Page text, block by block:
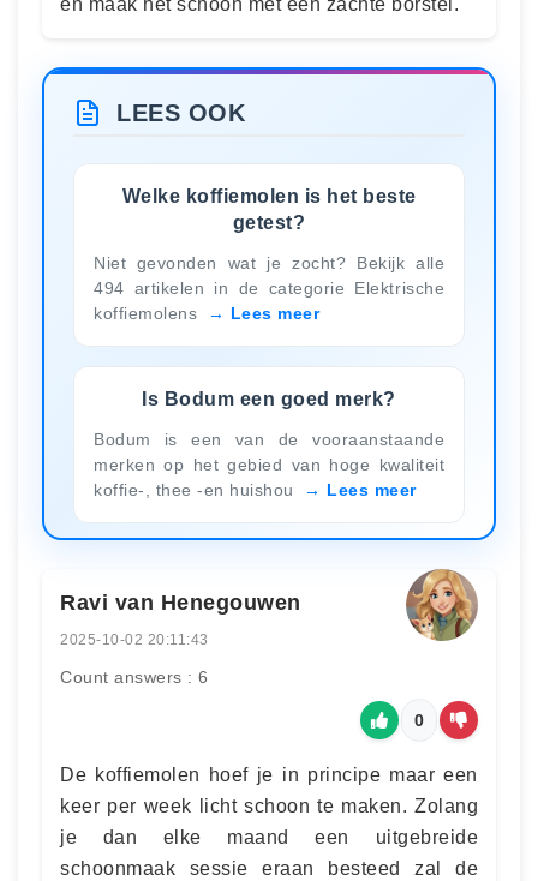
en maak het schoon met een zachte borstel.
LEES OOK
Welke koffiemolen is het beste
getest?
Niet gevonden wat je zocht? Bekijk alle
494 artikelen in de categorie Elektrische
koffiemolens
Lees meer
Is Bodum een goed merk?
Bodum is een van de vooraanstaande
merken op het gebied van hoge kwaliteit
koffie-, thee -en huishou
Lees meer
Ravi van Henegouwen
2025-10-02 20:11:43
Count answers : 6
0
De koffiemolen hoef je in principe maar een
keer per week licht schoon te maken. Zolang
je dan elke maand een uitgebreide
schoonmaak sessie eraan besteed zal de